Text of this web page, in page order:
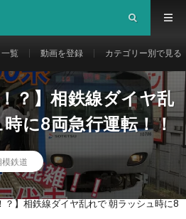
覧 動画を登録 カテゴリー別で見る
？】相鉄線ダイヤ乱
に8両急行運転！！
模鉄道
？】相鉄線ダイヤ乱れで 朝ラッシュ時に8